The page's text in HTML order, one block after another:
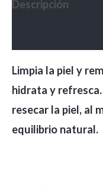
Descripción
Limpia la piel y
hidrata y
resecar la piel, al
equilibrio natural.